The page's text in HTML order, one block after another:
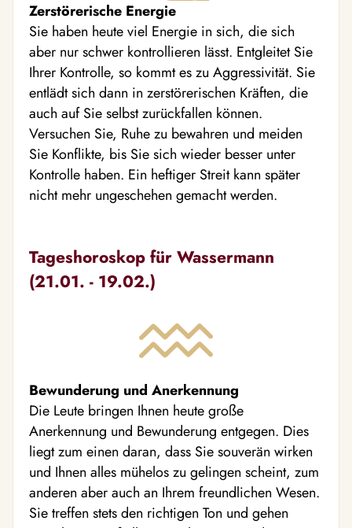
Zerstörerische Energie
Sie haben heute viel Energie in sich, die sich
aber nur schwer kontrollieren lässt. Entgleitet Sie
Ihrer Kontrolle, so kommt es zu Aggressivität. Sie
entlädt sich dann in zerstörerischen Kräften, die
auch auf Sie selbst zurückfallen können.
Versuchen Sie, Ruhe zu bewahren und meiden
Sie Konflikte, bis Sie sich wieder besser unter
Kontrolle haben. Ein heftiger Streit kann später
nicht mehr ungeschehen gemacht werden.
Tageshoroskop für Wassermann
(21.01. - 19.02.)
Bewunderung und Anerkennung
Die Leute bringen Ihnen heute große
Anerkennung und Bewunderung entgegen. Dies
liegt zum einen daran, dass Sie souverän wirken
und Ihnen alles mühelos zu gelingen scheint, zum
anderen aber auch an Ihrem freundlichen Wesen.
Sie treffen stets den richtigen Ton und gehen